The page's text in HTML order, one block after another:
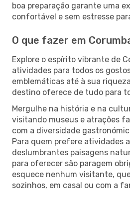
boa preparação garante uma
confortável e sem estresse
O que fazer em
Explore o espírito vibrante de
atividades para todos os
emblemáticas até à sua
destino oferece de tudo para
Mergulhe na história e na
visitando museus e atrações
com a diversidade
Para quem prefere atividades
deslumbrantes paisagens
para oferecer são paragem
esquece nenhum visitante,
sozinhos, em casal ou com a